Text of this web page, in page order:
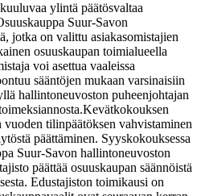
ylintä päätösvaltaa
Suur-Savon
jotka on valittu asiakasomistajien
osuuskaupan toimialueella
voi asettua vaaleissa
sääntöjen mukaan varsinaisiin
hallintoneuvoston puheenjohtajan
Kevätkokouksen
vuoden tilinpäätöksen vahvistaminen
päättäminen. Syyskokouksessa
Suur-Savon hallintoneuvoston
päättää osuuskaupan säännöistä
Edustajiston toimikausi on